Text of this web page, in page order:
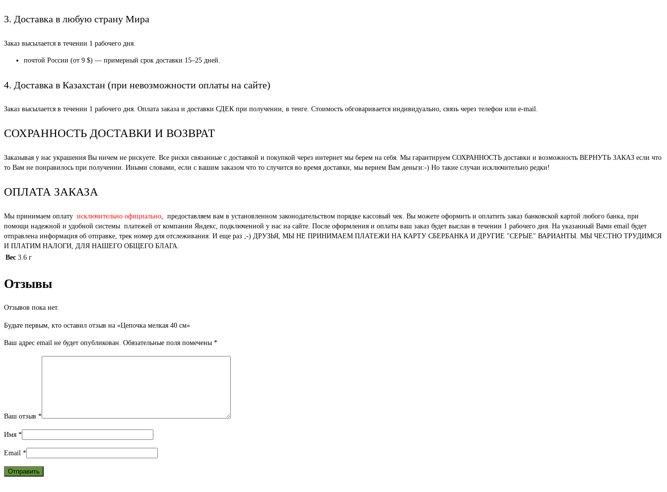
3. Доставка в любую страну Мира
Заказ высылается в течении 1 рабочего дня.
почтой России (от 9 $) — примерный срок доставки 15–25 дней.
4. Доставка в Казахстан (при невозможности оплаты на сайте)
Заказ высылается в течении 1 рабочего дня. Оплата заказа и доставки СДЕК при получении, в тенге. Стоимость обговаривается индивидуально, связь через телефон или e-mail.
СОХРАННОСТЬ ДОСТАВКИ И ВОЗВРАТ
Заказывая у нас украшения Вы ничем не рискуете. Все риски связанные с доставкой и покупкой через интернет мы берем на себя. Мы гарантируем СОХРАННОСТЬ доставки и возможность ВЕРНУТЬ ЗАКАЗ если что
то Вам не понравилось при получении. Иными словами, если с вашим заказом что то случится во время доставки, мы вернем Вам деньги:-) Но такие случаи исключительно редки!
ОПЛАТА ЗАКАЗА
Мы принимаем оплату исключительно официально, предоставляем вам в установленном законодательством порядке кассовый чек. Вы можете оформить и оплатить заказ банковской картой любого банка, при
помощи надежной и удобной системы платежей от компании Яндекс, подключенной у нас на сайте. После оформления и оплаты ваш заказ будет выслан в течении 1 рабочего дня. На указанный Вами email будет
отправлена информация об отправке, трек номер для отслеживания. И еще раз ;-) ДРУЗЬЯ, МЫ НЕ ПРИНИМАЕМ ПЛАТЕЖИ НА КАРТУ СБЕРБАНКА И ДРУГИЕ "СЕРЫЕ" ВАРИАНТЫ. МЫ ЧЕСТНО ТРУДИМСЯ
И ПЛАТИМ НАЛОГИ, ДЛЯ НАШЕГО ОБЩЕГО БЛАГА.
Вес 3.6 г
Отзывы
Отзывов пока нет.
Будьте первым, кто оставил отзыв на «Цепочка мелкая 40 см»
Ваш адрес email не будет опубликован. Обязательные поля помечены *
Ваш отзыв *
Имя *
Email *